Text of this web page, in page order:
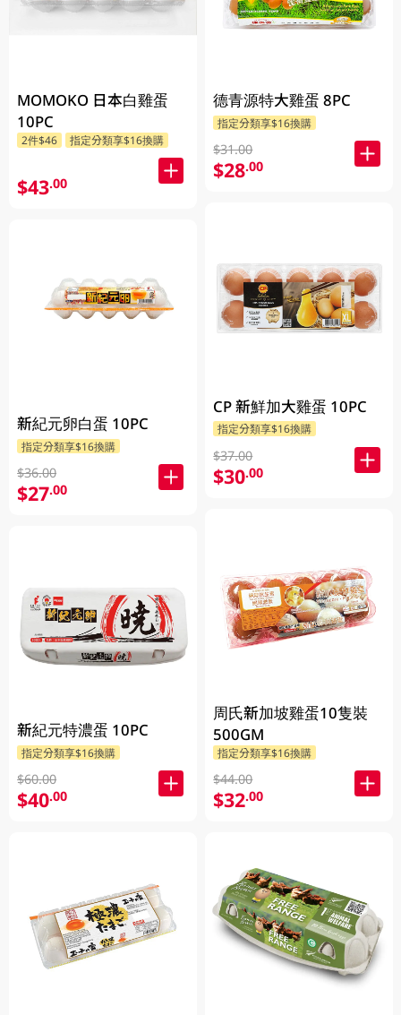
MOMOKO 日本白雞蛋
10PC
2件$46 指定分類享$16換購
$43.00
新紀元卵白蛋 10PC
指定分類享$16換購
$36.00
$27.00
新紀元特濃蛋 10PC
指定分類享$16換購
$60.00
$40.00
德青源特大雞蛋 8PC
指定分類享$16換購
$31.00
$28.00
CP 新鮮加大雞蛋 10PC
指定分類享$16換購
$37.00
$30.00
周氏新加坡雞蛋10隻裝
500GM
指定分類享$16換購
$44.00
$32.00